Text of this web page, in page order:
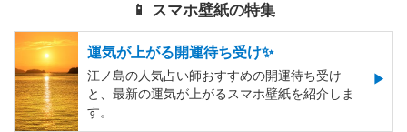
📱 スマホ壁紙の特集
運気が上がる開運待ち受け✨
江ノ島の人気占い師おすすめの開運待ち受け
と、最新の運気が上がるスマホ壁紙を紹介しま
す。